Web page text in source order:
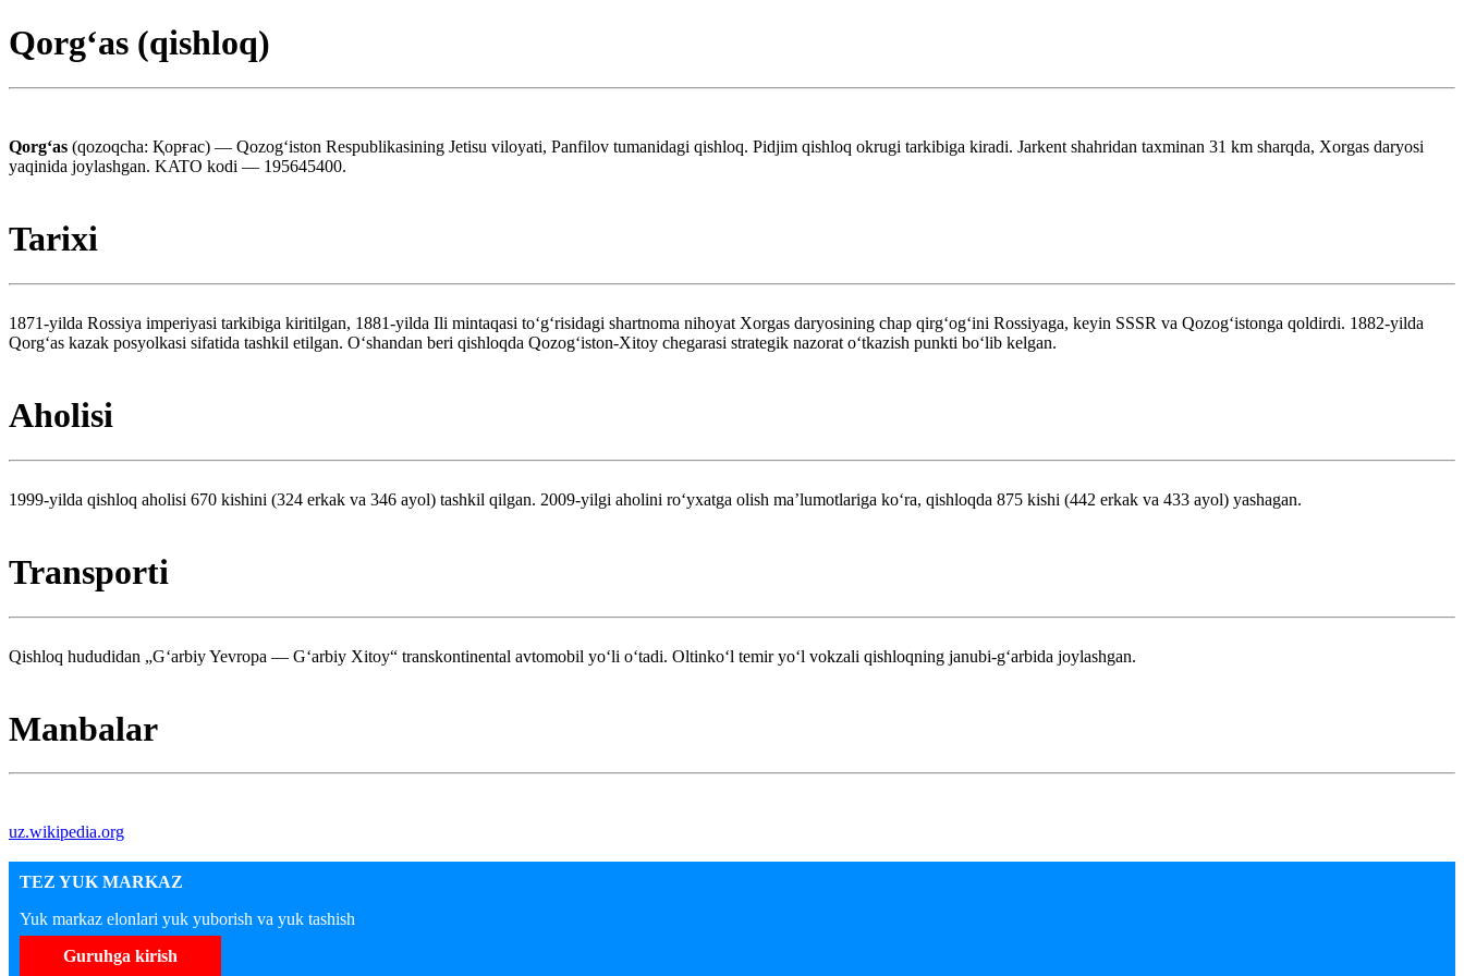
Qorgʻas (qishloq)
Qorgʻas (qozoqcha: Қорғас) — Qozogʻiston Respublikasining Jetisu viloyati, Panfilov tumanidagi qishloq. Pidjim qishloq okrugi tarkibiga kiradi. Jarkent shahridan taxminan 31 km sharqda, Xorgas daryosi
yaqinida joylashgan. KATO kodi — 195645400.
Tarixi
1871-yilda Rossiya imperiyasi tarkibiga kiritilgan, 1881-yilda Ili mintaqasi toʻgʻrisidagi shartnoma nihoyat Xorgas daryosining chap qirgʻogʻini Rossiyaga, keyin SSSR va Qozogʻistonga qoldirdi. 1882-yilda
Qorgʻas kazak posyolkasi sifatida tashkil etilgan. O‘shandan beri qishloqda Qozog‘iston-Xitoy chegarasi strategik nazorat o‘tkazish punkti boʻlib kelgan.
Aholisi
1999-yilda qishloq aholisi 670 kishini (324 erkak va 346 ayol) tashkil qilgan. 2009-yilgi aholini roʻyxatga olish maʼlumotlariga koʻra, qishloqda 875 kishi (442 erkak va 433 ayol) yashagan.
Transporti
Qishloq hududidan „Gʻarbiy Yevropa — Gʻarbiy Xitoy“ transkontinental avtomobil yoʻli oʻtadi. Oltinkoʻl temir yoʻl vokzali qishloqning janubi-gʻarbida joylashgan.
Manbalar
uz.wikipedia.org
TEZ YUK MARKAZ
Yuk markaz elonlari yuk yuborish va yuk tashish
Guruhga kirish